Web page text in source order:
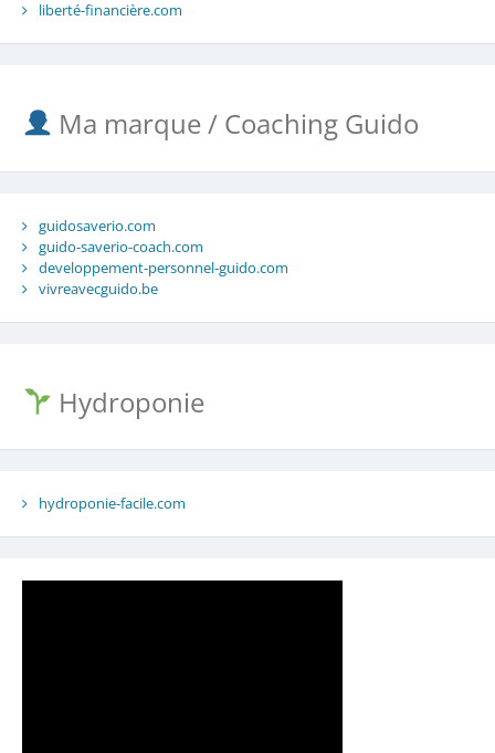
liberté-financière.com
Ma marque / Coaching Guido
guidosaverio.com
guido-saverio-coach.com
developpement-personnel-guido.com
vivreavecguido.be
Hydroponie
hydroponie-facile.com